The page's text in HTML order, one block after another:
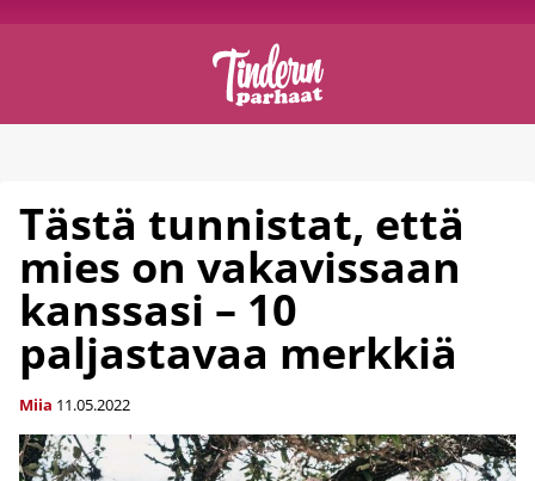
Tästä tunnistat, että
mies on vakavissaan
kanssasi – 10
paljastavaa merkkiä
Miia 11.05.2022